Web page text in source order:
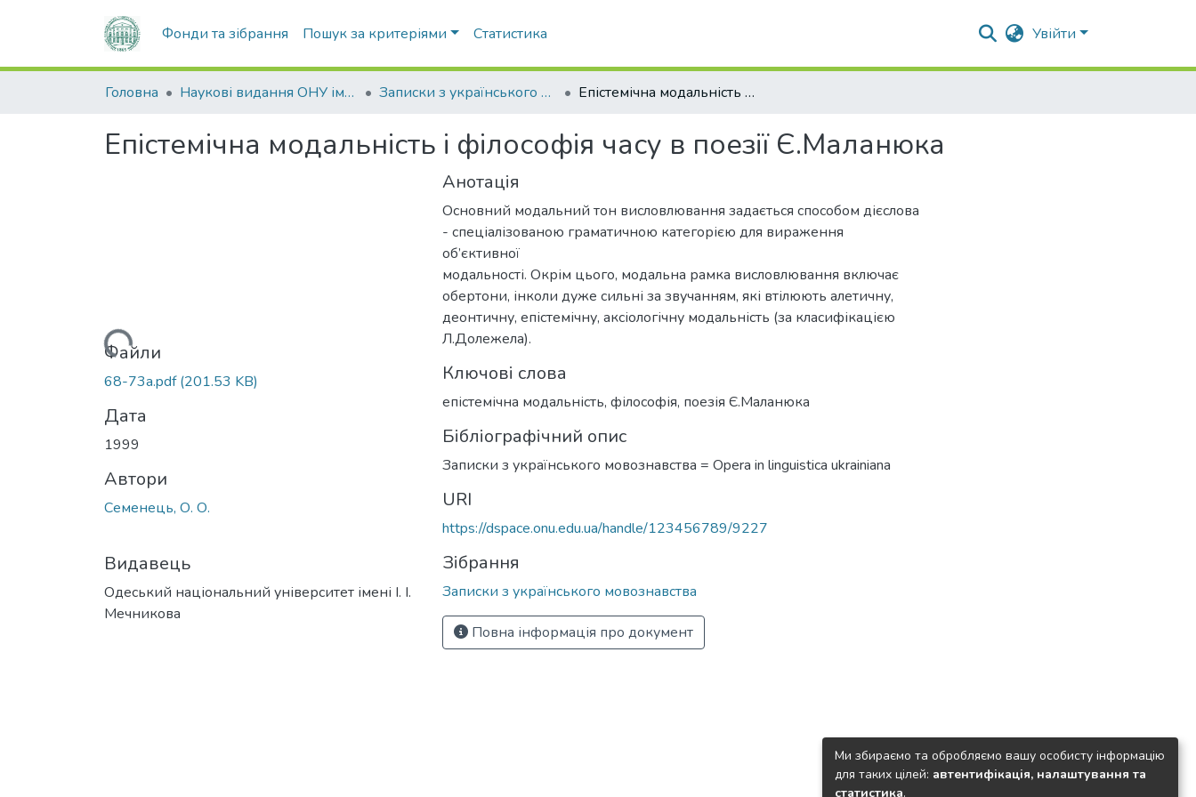
Фонди та зібрання Пошук за критеріями Статистика Увійти
Головна Наукові видання ОНУ імені І. І. Мечникова Записки з українського мовознавства Епістемічна модальність і філософія часу в поезії Є.Маланюка
Епістемічна модальність і філософія часу в поезії Є.Маланюка
Вантажиться...Файли
68-73а.pdf(201.53 KB)
Дата
1999
Автори
Семенець, О. О.
Видавець
Одеський національний університет імені І. І.
Мечникова
Анотація
Основний модальний тон висловлювання задається способом дієслова
- спеціалізованою граматичною категорією для вираження
об’єктивної
модальності. Окрім цього, модальна рамка висловлювання включає
обертони, інколи дуже сильні за звучанням, які втілюють алетичну,
деонтичну, епістемічну, аксіологічну модальність (за класифікацією
Л.Долежела).
Ключові слова
епістемічна модальність, філософія, поезія Є.Маланюка
Бібліографічний опис
Записки з українського мовознавства = Opera in linguistica ukrainiana
URI
https://dspace.onu.edu.ua/handle/123456789/9227
Зібрання
Записки з українського мовознавства
Повна інформація про документ
Ми збираємо та обробляємо вашу особисту інформацію
для таких цілей: автентифікація, налаштування та
статистика.